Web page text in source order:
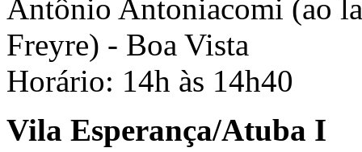
Antônio Antoniacomi (ao
Freyre) - Boa Vista
Horário: 14h às 14h40
Vila Esperança/Atuba I